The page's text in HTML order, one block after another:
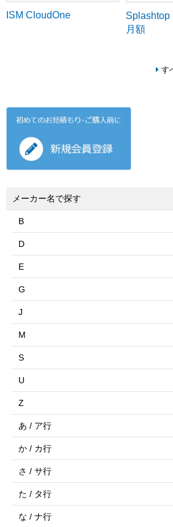
ISM CloudOne
Splashtop
月額
す
メーカー名で探す
B
D
E
G
J
M
S
U
Z
あ / ア行
か / カ行
さ / サ行
た / タ行
な / ナ行